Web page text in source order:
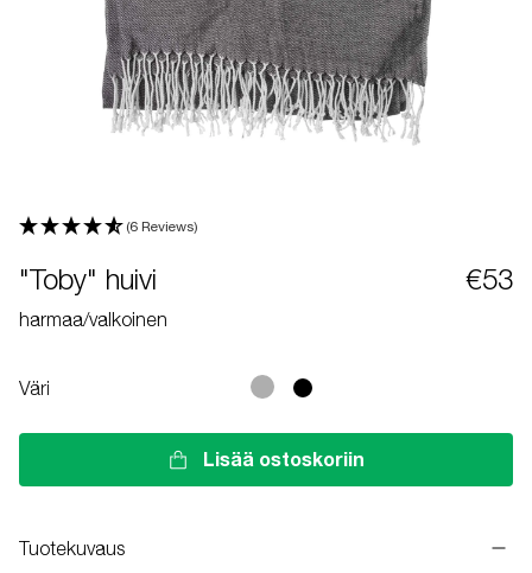
(6 Reviews)
"Toby" huivi €53
harmaa/valkoinen
Väri
Lisää ostoskoriin
Tuotekuvaus